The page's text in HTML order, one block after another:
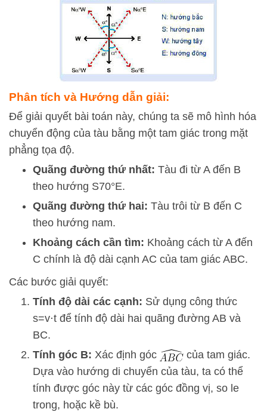
Phân tích và Hướng dẫn giải:
Để giải quyết bài toán này, chúng ta sẽ mô hình hóa
chuyển động của tàu bằng một tam giác trong mặt
phẳng tọa độ.
Quãng đường thứ nhất: Tàu đi từ A đến B
theo hướng S70°E.
Quãng đường thứ hai: Tàu trôi từ B đến C
theo hướng nam.
Khoảng cách cần tìm: Khoảng cách từ A đến
C chính là độ dài cạnh AC của tam giác ABC.
Các bước giải quyết:
Tính độ dài các cạnh: Sử dụng công thức
s=v⋅t để tính độ dài hai quãng đường AB và
BC.
Tính góc B: Xác định góc
của tam giác.
Dựa vào hướng di chuyển của tàu, ta có thể
tính được góc này từ các góc đồng vị, so le
trong, hoặc kề bù.